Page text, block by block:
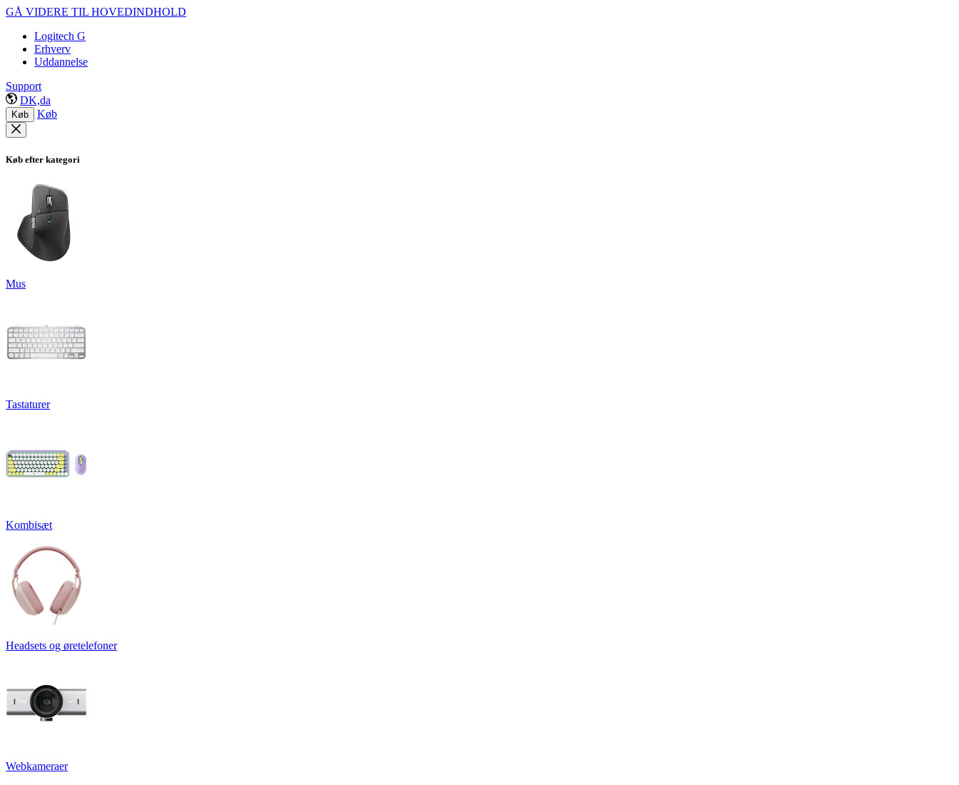
GÅ VIDERE TIL HOVEDINDHOLD
Logitech G
Erhverv
Uddannelse
Support
DK,da
Køb Køb
Køb efter kategori
Mus
Tastaturer
Kombisæt
Headsets og øretelefoner
Webkameraer